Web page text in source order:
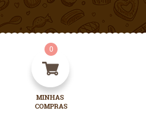
MINHAS
COMPRAS
0